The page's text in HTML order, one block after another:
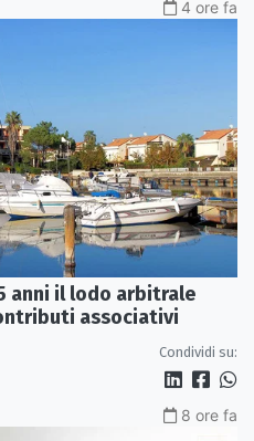
4 ore fa
anni il lodo arbitrale
associativi
Condividi su:
8 ore fa